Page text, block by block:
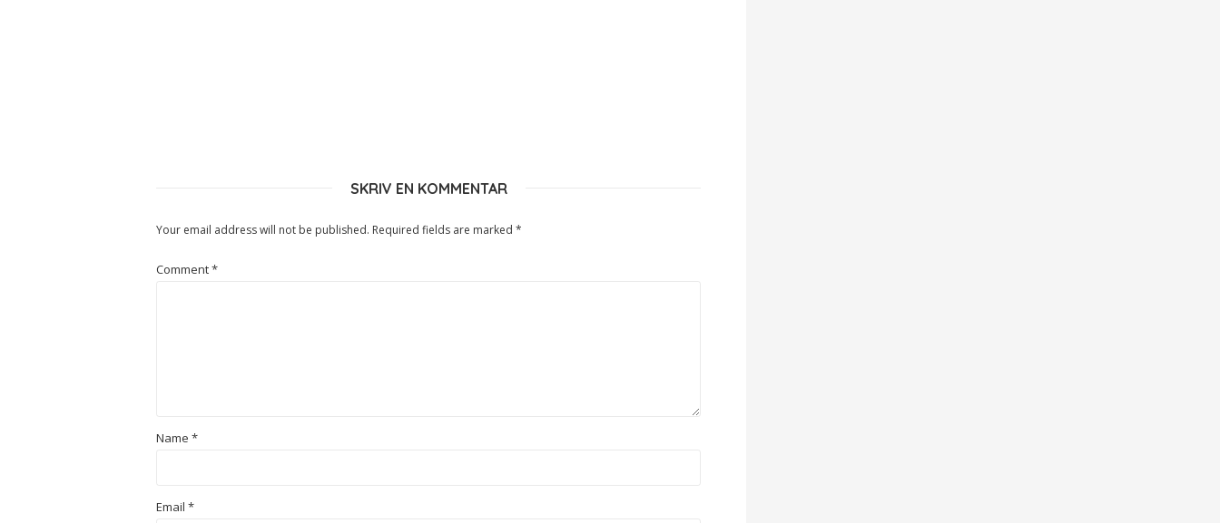
SKRIV EN KOMMENTAR
Your email address will not be published. Required fields are marked *
Comment*
Name *
Email *